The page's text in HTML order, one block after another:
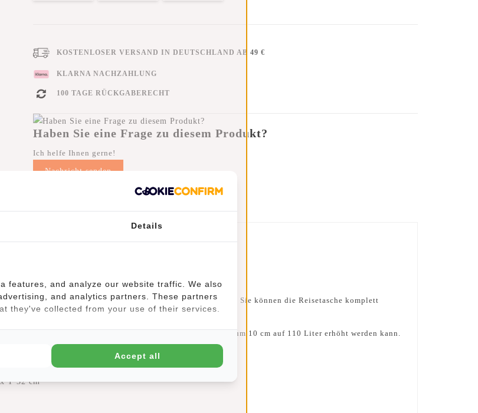
KOSTENLOSER VERSAND IN DEUTSCHLAND AB 49 €
KLARNA NACHZAHLUNG
100 TAGE RÜCKGABERECHT
Haben Sie eine Frage zu diesem Produkt?
Ich helfe Ihnen gerne!
Nachricht senden
an der Oberseite und an der Seite sehr einfach zu bedienen. Sie können die Reisetasche komplett
so dass das Fassungsvermögen der Reisetasche um 10 cm auf 110 Liter erhöht werden kann.
T 32 cm
Details
features, and analyze our website traffic. We also
and analytics partners. These partners
they've collected from your use of their services.
Accept all